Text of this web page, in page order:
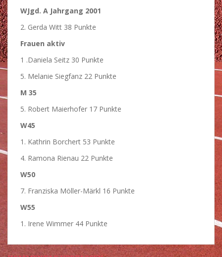
WJgd. A Jahrgang 2001
2. Gerda Witt 38 Punkte
Frauen aktiv
1 .Daniela Seitz 30 Punkte
5. Melanie Siegfanz 22 Punkte
M 35
5. Robert Maierhofer 17 Punkte
W45
1. Kathrin Borchert 53 Punkte
4. Ramona Rienau 22 Punkte
W50
7. Franziska Möller-Märkl 16 Punkte
W55
1. Irene Wimmer 44 Punkte